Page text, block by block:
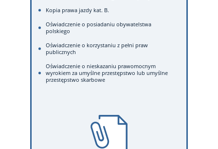
Kopia prawa jazdy kat. B.
Oświadczenie o posiadaniu obywatelstwa
polskiego
Oświadczenie o korzystaniu z pełni praw
publicznych
Oświadczenie o nieskazaniu prawomocnym
wyrokiem za umyślne przestępstwo lub umyślne
przestępstwo skarbowe